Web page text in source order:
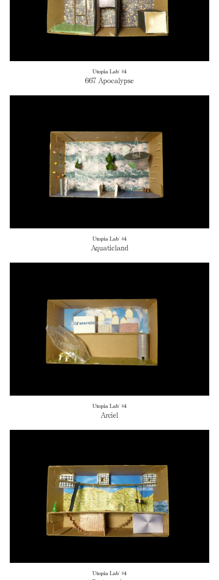
Utopia Lab' #4
667 Apocalypse
Utopia Lab' #4
Aquaticland
Utopia Lab' #4
Arciel
Utopia Lab' #4